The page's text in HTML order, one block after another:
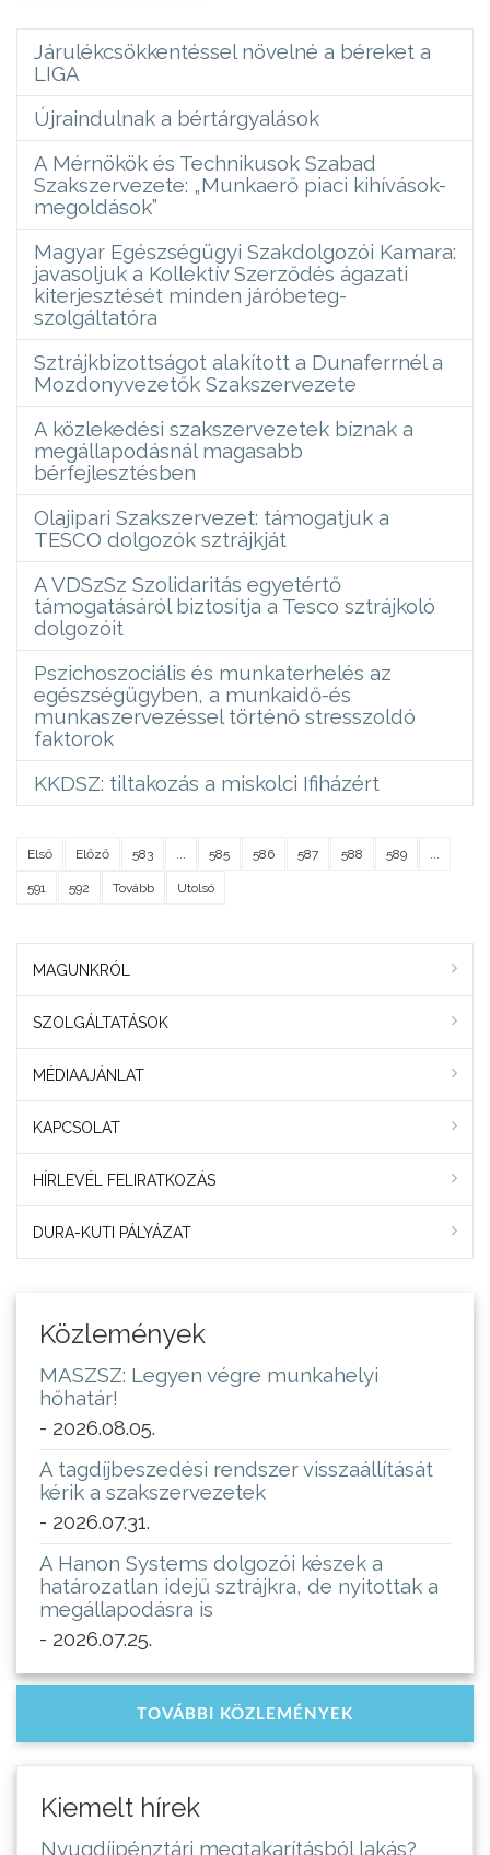
Járulékcsökkentéssel növelné a béreket a
LIGA
Újraindulnak a bértárgyalások
A Mérnökök és Technikusok Szabad
Szakszervezete: „Munkaerő piaci kihívások-
megoldások”
Magyar Egészségügyi Szakdolgozói Kamara:
javasoljuk a Kollektív Szerződés ágazati
kiterjesztését minden járóbeteg-
szolgáltatóra
Sztrájkbizottságot alakított a Dunaferrnél a
Mozdonyvezetők Szakszervezete
A közlekedési szakszervezetek bíznak a
megállapodásnál magasabb
bérfejlesztésben
Olajipari Szakszervezet: támogatjuk a
TESCO dolgozók sztrájkját
A VDSzSz Szolidaritás egyetértő
támogatásáról biztosítja a Tesco sztrájkoló
dolgozóit
Pszichoszociális és munkaterhelés az
egészségügyben, a munkaidő-és
munkaszervezéssel történő stresszoldó
faktorok
KKDSZ: tiltakozás a miskolci Ifiházért
Első Előző 583 585 586 587 588 589
591 592 Tovább Utolsó
MAGUNKRÓL
SZOLGÁLTATÁSOK
MÉDIAAJÁNLAT
KAPCSOLAT
HÍRLEVÉL FELIRATKOZÁS
DURA-KUTI PÁLYÁZAT
Közlemények
MASZSZ: Legyen végre munkahelyi
hőhatár!
- 2026.08.05.
A tagdíjbeszedési rendszer visszaállítását
kérik a szakszervezetek
- 2026.07.31.
A Hanon Systems dolgozói készek a
határozatlan idejű sztrájkra, de nyitottak a
megállapodásra is
- 2026.07.25.
TOVÁBBI KÖZLEMÉNYEK
Kiemelt hírek
Nyugdíjpénztári megtakarításból lakás?